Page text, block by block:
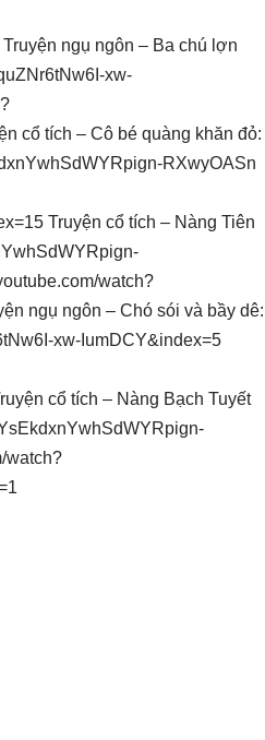
ngụ ngôn – Ba chú lợn
xw-
cổ tích – Cô bé quàng khăn đỏ:
RXwyOASn
Truyện cổ tích – Nàng Tiên
watch?
ngụ ngôn – Chó sói và bầy dê:
xw-IumDCY&index=5
cổ tích – Nàng Bạch Tuyết
watch?